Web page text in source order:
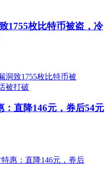
1755枚比特币被盗，冷
：直降146元，券后54元